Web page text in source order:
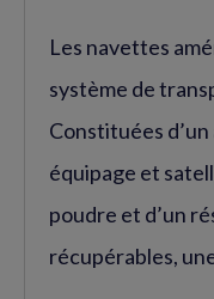
Les navettes
système de
Constituées
équipage et
poudre et d’un
récupérables,